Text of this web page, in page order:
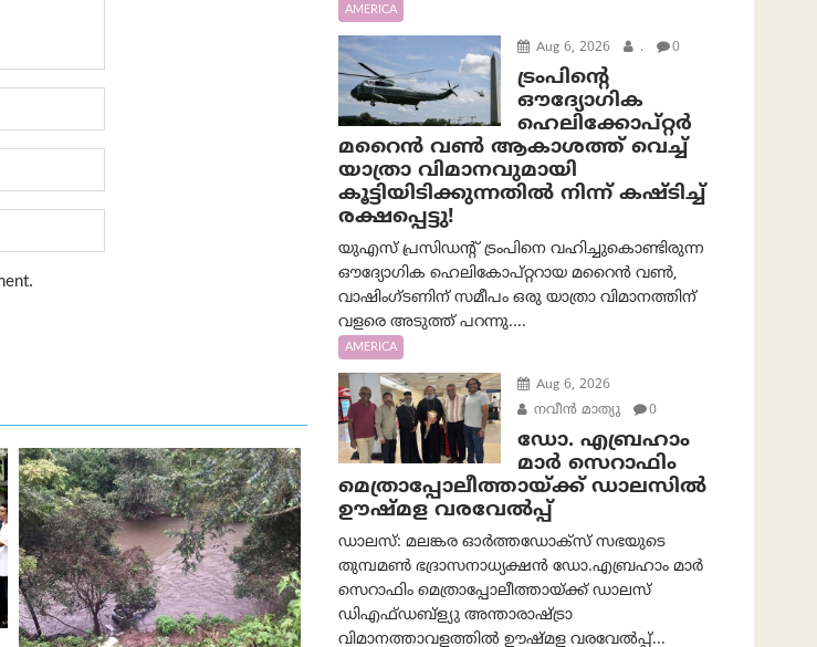
AMERICA
Aug 6, 2026 . 0
ട്രം‌പിന്റെ
ഔദ്യോഗിക
ഹെലിക്കോപ്റ്റര്‍
മറൈന്‍ വണ്‍ ആകാശത്ത് വെച്ച്
യാത്രാ വിമാനവുമായി
കൂട്ടിയിടിക്കുന്നതിൽ നിന്ന് കഷ്ടിച്ച്
രക്ഷപ്പെട്ടു!
യുഎസ് പ്രസിഡന്റ് ട്രംപിനെ വഹിച്ചുകൊണ്ടിരുന്ന
ഔദ്യോഗിക ഹെലികോപ്റ്ററായ മറൈൻ വൺ,
വാഷിംഗ്ടണിന് സമീപം ഒരു യാത്രാ വിമാനത്തിന്
വളരെ അടുത്ത് പറന്നു....
AMERICA
Aug 6, 2026
നവീൻ മാത്യു
0
ഡോ. എബ്രഹാം
മാർ സെറാഫിം
മെത്രാപ്പോലീത്തായ്ക്ക് ഡാലസിൽ
ഊഷ്മള വരവേൽപ്പ്
ഡാലസ്: മലങ്കര ഓർത്തഡോക്സ് സഭയുടെ
തുമ്പമൺ ഭദ്രാസനാധ്യക്ഷൻ ഡോ.എബ്രഹാം മാർ
സെറാഫിം മെത്രാപ്പോലീത്തായ്ക്ക് ഡാലസ്
ഡിഎഫ്ഡബ്ള്യു അന്താരാഷ്ട്രാ
വിമാനത്താവളത്തിൽ ഊഷ്മള വരവേൽപ്പ്...